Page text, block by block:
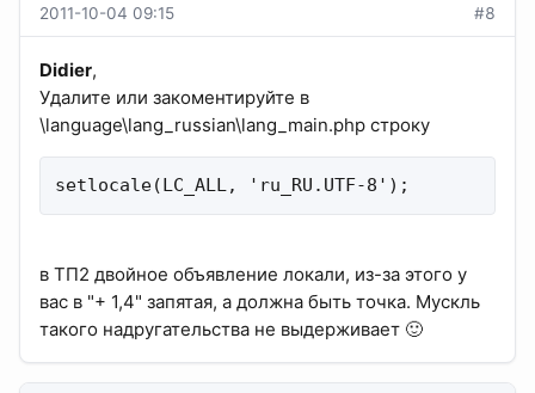
2011-10-04 09:15 #8
Didier,
Удалите или закоментируйте в
\language\lang_russian\lang_main.php строку
setlocale(LC_ALL, 'ru_RU.UTF-8');
в ТП2 двойное объявление локали, из-за этого у
вас в "+ 1,4" запятая, а должна быть точка. Мускль
такого надругательства не выдерживает 🙂